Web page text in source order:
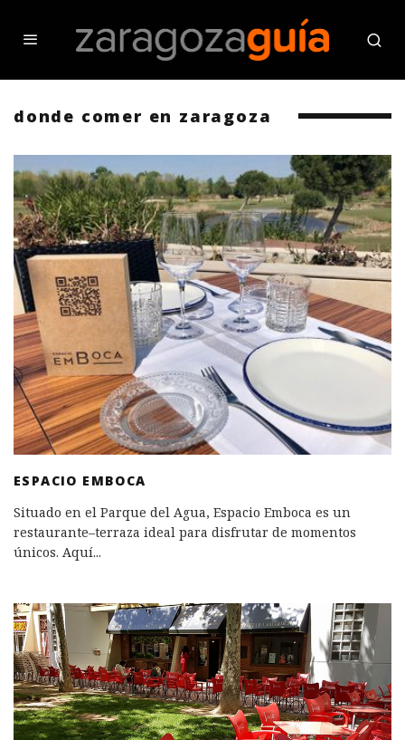
donde comer en zaragoza
ESPACIO EMBOCA
Situado en el Parque del Agua, Espacio Emboca es un
restaurante–terraza ideal para disfrutar de momentos
únicos. Aquí...